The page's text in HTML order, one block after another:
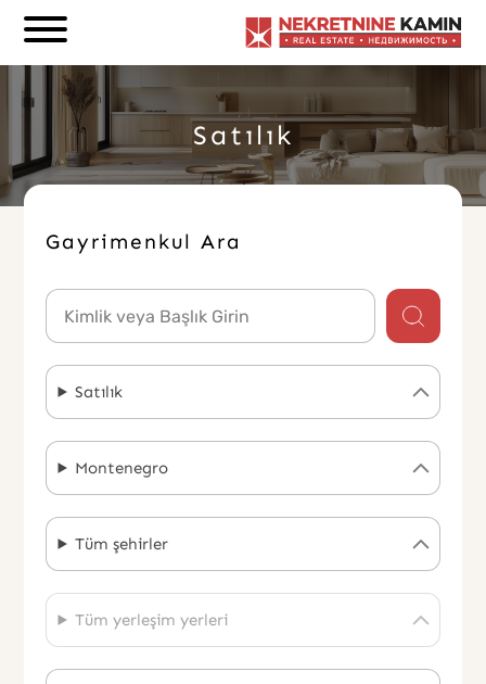
Satılık
Gayrimenkul Ara
Satılık
Montenegro
Tüm şehirler
Tüm yerleşim yerleri
Hoşgeldin
Genelde Birkaç Dk İçerisinde Dönüş Yapıyoruz